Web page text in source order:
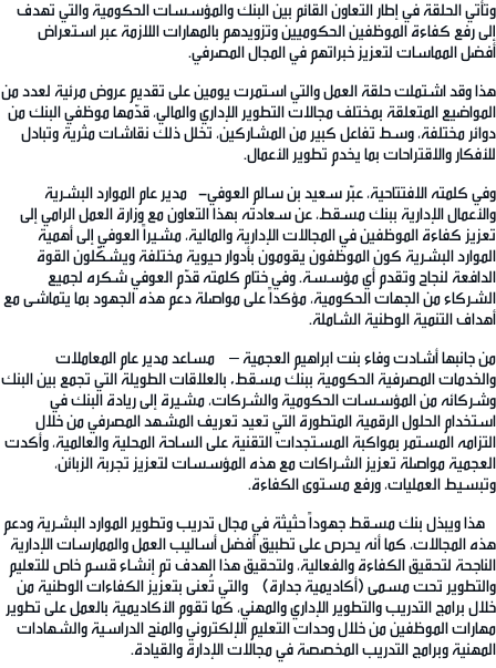
وتأتي الحلقة في إطار التعاون القائم بين البنك والمؤسسات الحكومية والتي تهدف
إلى رفع كفاءة الموظفين الحكوميين وتزويدهم بالمهارات اللازمة عبر استعراض
أفضل المماسات لتعزيز خبراتهم في المجال المصرفي.
هذا وقد اشتملت حلقة العمل والتي استمرت يومين على تقديم عروض مرئية لعدد من
المواضيع المتعلقة بمختلف مجالات التطوير الإداري والمالي، قدّمها موظفي البنك من
دوائر مختلفة، وسط تفاعل كبير من المشاركين، تخلل ذلك نقاشات مثرية وتبادل
للأفكار والاقتراحات بما يخدم تطوير الأعمال.
وفي كلمته الافتتاحية، عبّر سعيد بن سالم العوفي- مدير عام الموارد البشرية
والأعمال الإدارية ببنك مسقط، عن سعادته بهذا التعاون مع وزارة العمل الرامي إلى
تعزيز كفاءة الموظفين في المجالات الإدارية والمالية، مشيراً العوفي إلى أهمية
الموارد البشرية كون الموظفون يقومون بأدوار حيوية مختلفة ويشكّلون القوة
الدافعة لنجاح وتقدم أي مؤسسة. وفي ختام كلمته قدّم العوفي شكره لجميع
الشركاء من الجهات الحكومية، مؤكداً على مواصلة دعم هذه الجهود بما يتماشى مع
أهداف التنمية الوطنية الشاملة.
من جانبها أشادت وفاء بنت ابراهيم العجمية – مساعد مدير عام المعاملات
والخدمات المصرفية الحكومية ببنك مسقط، بالعلاقات الطويلة التي تجمع بين البنك
وشركائه من المؤسسات الحكومية والشركات، مشيرة إلى ريادة البنك في
استخدام الحلول الرقمية المتطورة التي تعيد تعريف المشهد المصرفي من خلال
التزامه المستمر بمواكبة المستجدات التقنية على الساحة المحلية والعالمية، وأكدت
العجمية مواصلة تعزيز الشراكات مع هذه المؤسسات لتعزيز تجربة الزبائن،
وتبسيط العمليات، ورفع مستوى الكفاءة.
هذا ويبذل بنك مسقط جهوداً حثيثة في مجال تدريب وتطوير الموارد البشرية ودعم
هذه المجالات، كما أنه يحرص على تطبيق أفضل أساليب العمل والممارسات الإدارية
الناجحة لتحقيق الكفاءة والفعالية، ولتحقيق هذا الهدف تم إنشاء قسم خاص للتعليم
والتطوير تحت مسمى (أكاديمية جدارة) والتي تُعنى بتعزيز الكفاءات الوطنية من
خلال برامج التدريب والتطوير الإداري والمهني، كما تقوم الأكاديمية بالعمل على تطوير
مهارات الموظفين من خلال وحدات التعليم الإلكتروني والمنح الدراسية والشهادات
المهنية وبرامج التدريب المخصصة في مجالات الإدارة والقيادة.